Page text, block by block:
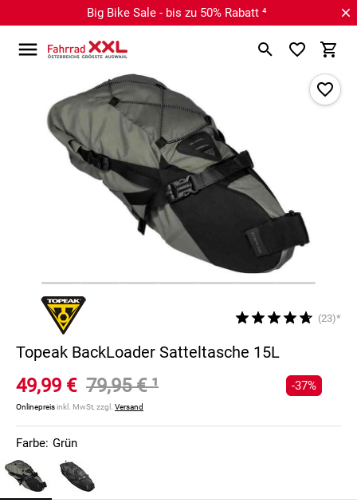
Big Bike Sale - bis zu 50% Rabatt ⁴
(23)*
Topeak BackLoader Satteltasche 15L
49,99 € 79,95 €¹
Onlinepreisinkl. MwSt, zzgl. Versand
-37%
Farbe: Grün